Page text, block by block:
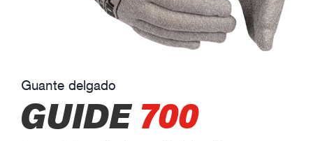
Guante delgado
GUIDE700